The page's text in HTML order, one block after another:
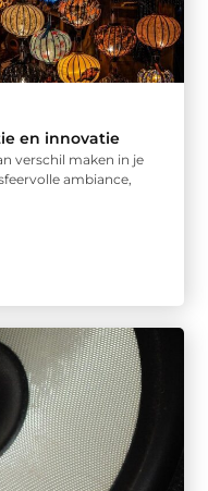
en innovatie
verschil maken in je
ambiance,